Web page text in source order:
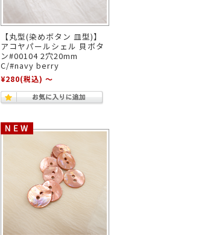
【丸型(染めボタン 皿型)】
アコヤパールシェル 貝ボタ
ン#00104 2穴20mm
C/#navy berry
¥280(税込) ～